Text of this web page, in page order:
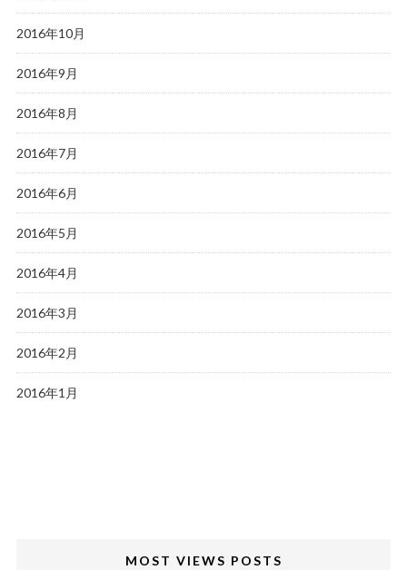
2016年10月
2016年9月
2016年8月
2016年7月
2016年6月
2016年5月
2016年4月
2016年3月
2016年2月
2016年1月
MOST VIEWS POSTS